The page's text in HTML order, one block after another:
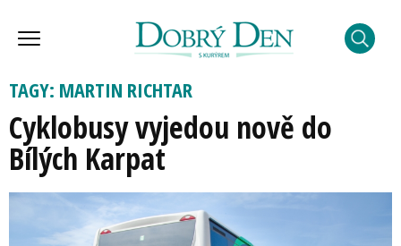
TAGY: MARTIN RICHTAR
Cyklobusy vyjedou nově do
Bílých Karpat